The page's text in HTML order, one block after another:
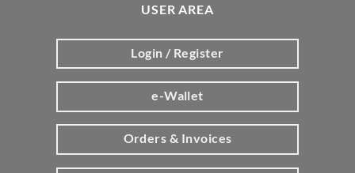
USER AREA
Login / Register
e-Wallet
Orders & Invoices